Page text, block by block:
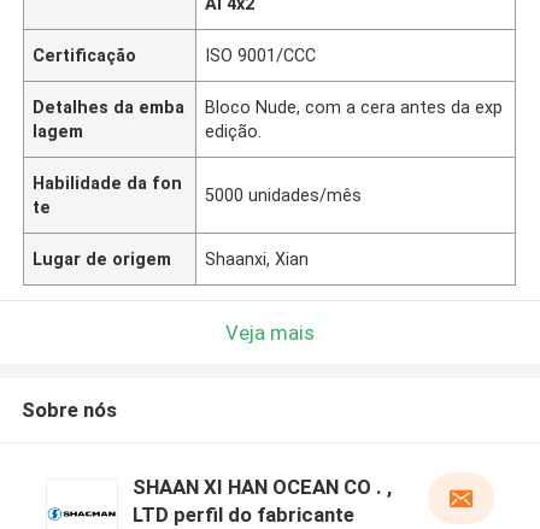
Certificação ISO 9001/CCC
Detalhes da emba
lagem
Bloco Nude, com a cera antes da exp
edição.
Habilidade da fon
te
5000 unidades/mês
Lugar de origem Shaanxi, Xian
Veja mais
Sobre nós
SHAAN XI HAN OCEAN CO . ,
LTD perfil do fabricante